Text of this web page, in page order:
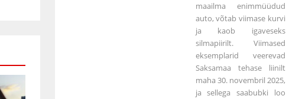
maailma enimmüüdud
auto, võtab viimase kurvi
ja kaob igaveseks
silmapiirilt. Viimased
eksemplarid veerevad
Saksamaa tehase liinilt
maha 30. novembril 2025,
ja sellega saabubki loo